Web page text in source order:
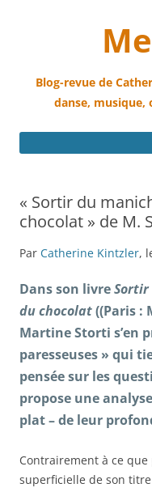
Blog-revue de
danse,
« Sortir du
chocolat » de M.
Par Catherine Kintzler,
Dans son livreSortir
du chocolat((Paris :
Martine Storti s’en
paresseuses » qui
pensée sur les
propose une
plat – de leur
Contrairement à ce
superficielle de son